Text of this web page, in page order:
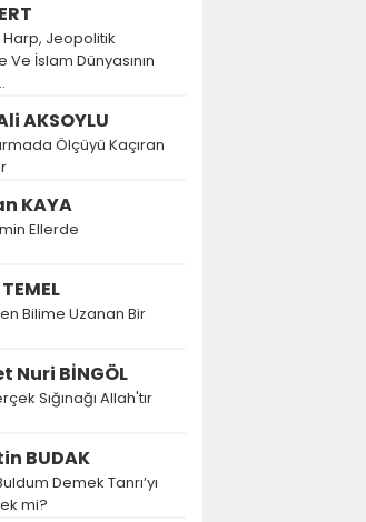
Harp, Jeopolitik
İslam Dünyasının
AKSOYLU
Ölçüyü Kaçıran
KAYA
Ellerde
Bilime Uzanan Bir
Nuri BİNGÖL
Sığınağı Allah'tır
BUDAK
Demek Tanrı’yı
mi?